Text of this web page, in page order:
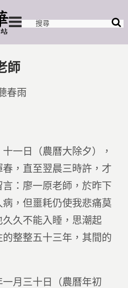
師
春雨
一日（農曆大除夕），
，直至翌晨三時許，才
：廖一原老師，於昨下
，但噩耗仍使我悲痛莫
久不能入睡，思潮起
整整五十三年，其間的
月三十日（農曆年初